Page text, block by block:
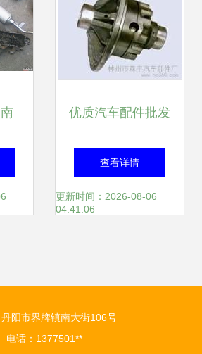
优质汽车配件批发
｜林州市森丰汽车
部件厂——专业供
查看详情
更新时间：2026-08-06
04:41:06
阳市界牌镇南大街106号
电话：1377501**